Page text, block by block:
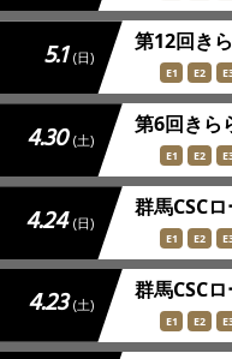
5.1 (日)
第12回き
E1 E2
4.30 (土)
第6回きら
E1 E2
4.24 (日)
群馬CSC
E1 E2
4.23 (土)
群馬CSC
E1 E2